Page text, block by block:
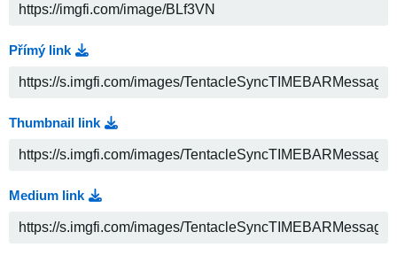
Přímý link
Thumbnail link
Medium link